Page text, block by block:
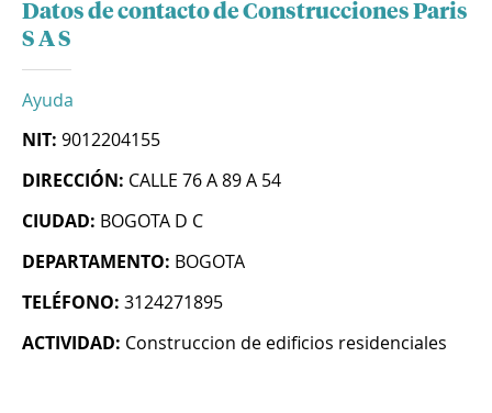
Datos de contacto de Construcciones Paris
S A S
Ayuda
NIT: 9012204155
DIRECCIÓN: CALLE 76 A 89 A 54
CIUDAD: BOGOTA D C
DEPARTAMENTO: BOGOTA
TELÉFONO: 3124271895
ACTIVIDAD: Construccion de edificios residenciales